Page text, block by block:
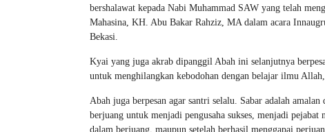
bershalawat kepada Nabi Muhammad SAW yang telah
Mahasina, KH. Abu Bakar Rahziz, MA dalam acara
Bekasi.
Kyai yang juga akrab dipanggil Abah ini selanjutnya
untuk menghilangkan kebodohan dengan belajar ilmu
Abah juga berpesan agar santri selalu. Sabar adalah
berjuang untuk menjadi pengusaha sukses, menjadi
dalam berjuang, maupun setelah berhasil menggapai